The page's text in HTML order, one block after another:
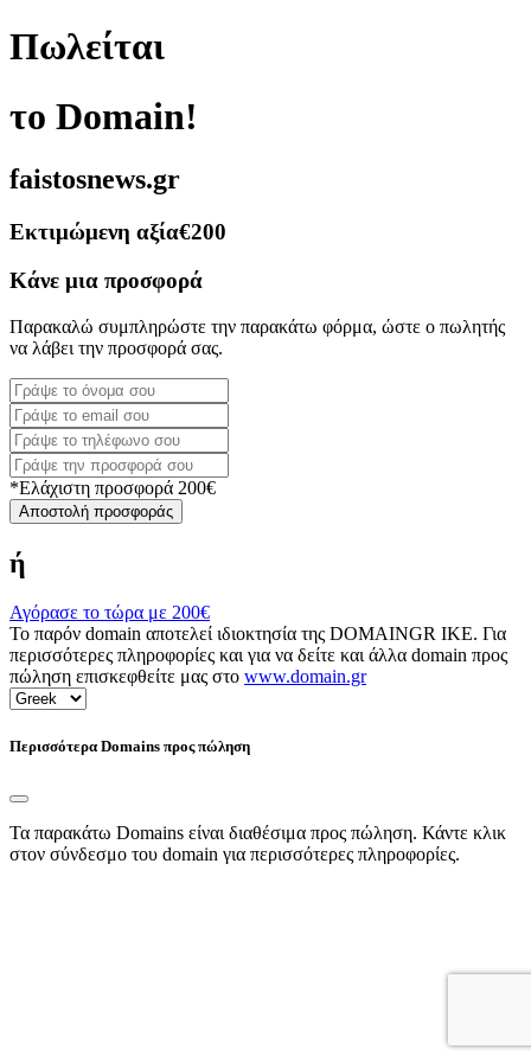
Πωλείται
το Domain!
faistosnews.gr
Εκτιμώμενη αξία€200
Κάνε μια προσφορά
Παρακαλώ συμπληρώστε την παρακάτω φόρμα, ώστε ο πωλητής
να λάβει την προσφορά σας.
*Ελάχιστη προσφορά 200€
Αποστολή προσφοράς
ή
Αγόρασε το τώρα με 200€
Το παρόν domain αποτελεί ιδιοκτησία της DOMAINGR ΙΚΕ. Για
περισσότερες πληροφορίες και για να δείτε και άλλα domain προς
πώληση επισκεφθείτε μας στο www.domain.gr
Περισσότερα Domains προς πώληση
Τα παρακάτω Domains είναι διαθέσιμα προς πώληση. Κάντε κλικ
στον σύνδεσμο του domain για περισσότερες πληροφορίες.